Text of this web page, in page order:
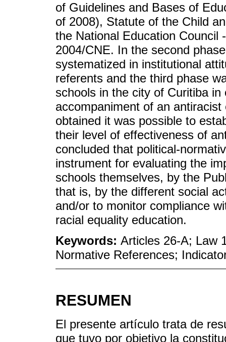
of Guidelines and Bases of
of 2008), Statute of the Child
the National Education Council
2004/CNE. In the second
systematized in institutional
referents and the third phase
schools in the city of Curitiba
accompaniment of an
obtained it was possible to
their level of effectiveness of
concluded that political-
instrument for evaluating the
schools themselves, by the
that is, by the different social
and/or to monitor compliance
racial equality education.
Keywords: Articles 26-A; Law
Normative References;
RESUMEN
El presente artículo trata de
que tuvo por objetivo la